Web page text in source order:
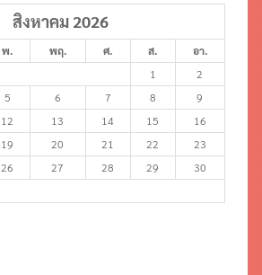
สิงหาคม 2026
พ. พฤ. ศ. ส.
อา.
1
2
5 6 7 8
9
12 13 14 15
16
19 20 21 22
23
26 27 28 29
30